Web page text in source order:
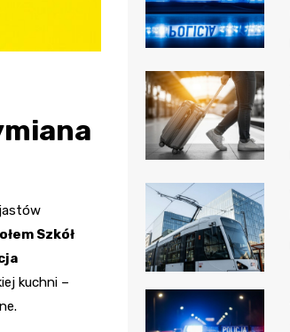
Szkół
kuchni –